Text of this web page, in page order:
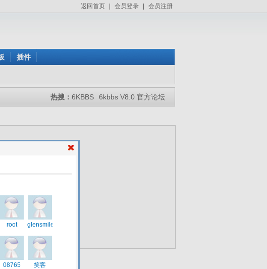
返回首页 会员登录 会员注册
插件
热搜： 6KBBS 6kbbs V8.0 官方论坛